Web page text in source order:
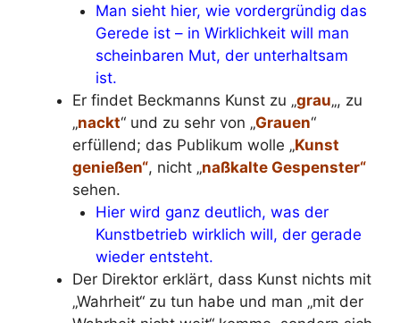
Man sieht hier, wie vordergründig das
Gerede ist – in Wirklichkeit will man
scheinbaren Mut, der unterhaltsam
ist.
Er findet Beckmanns Kunst zu „grau„, zu
„nackt“ und zu sehr von „Grauen“
erfüllend; das Publikum wolle „Kunst
genießen“, nicht „naßkalte Gespenster“
sehen.
Hier wird ganz deutlich, was der
Kunstbetrieb wirklich will, der gerade
wieder entsteht.
Der Direktor erklärt, dass Kunst nichts mit
„Wahrheit“ zu tun habe und man „mit der